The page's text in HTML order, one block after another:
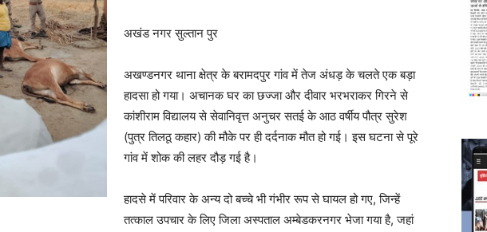
अखंड नगर सुल्तान पुर
अखण्डनगर थाना क्षेत्र के बरामदपुर गांव में तेज अंधड़ के चलते एक बड़ा
हादसा हो गया। अचानक घर का छज्जा और दीवार भरभराकर गिरने से
कांशीराम विद्यालय से सेवानिवृत्त अनुचर सतई के आठ वर्षीय पौत्र सुरेश
(पुत्र तिलठू कहार) की मौके पर ही दर्दनाक मौत हो गई। इस घटना से पूरे
गांव में शोक की लहर दौड़ गई है।
हादसे में परिवार के अन्य दो बच्चे भी गंभीर रूप से घायल हो गए, जिन्हें
तत्काल उपचार के लिए जिला अस्पताल अम्बेडकरनगर भेजा गया है, जहां